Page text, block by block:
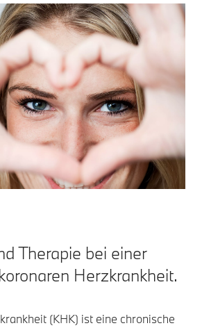
Therapie bei einer
Herzkrankheit.
(KHK) ist eine chronische